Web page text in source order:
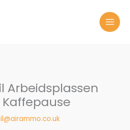
Arbeidsplassen
Kaffepause